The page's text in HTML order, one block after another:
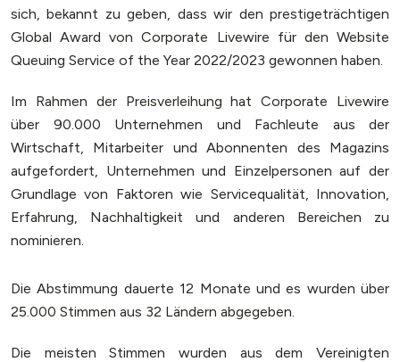
sich, bekannt zu geben, dass wir den prestigeträchtigen
Global Award von Corporate Livewire für den Website
Queuing Service of the Year 2022/2023 gewonnen haben.
Im Rahmen der Preisverleihung hat Corporate Livewire
über 90.000 Unternehmen und Fachleute aus der
Wirtschaft, Mitarbeiter und Abonnenten des Magazins
aufgefordert, Unternehmen und Einzelpersonen auf der
Grundlage von Faktoren wie Servicequalität, Innovation,
Erfahrung, Nachhaltigkeit und anderen Bereichen zu
nominieren.
Die Abstimmung dauerte 12 Monate und es wurden über
25.000 Stimmen aus 32 Ländern abgegeben.
Die meisten Stimmen wurden aus dem Vereinigten